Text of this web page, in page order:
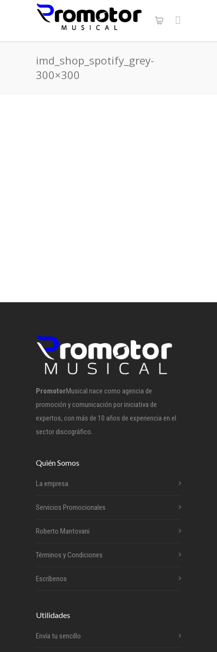
imd_shop_spotify_grey-
300×300
PromotorMusical nace como agencia de
promoción y comunicación por iniciativa de
expertos, con más de 10 años de experiencia en el
sector discográfico.
Quién Somos
La empresa
Servicios Promocionales
Roberto Mantovani
Términos y Condiciones
Escríbenos
Utilidades
Envía tu sencillo